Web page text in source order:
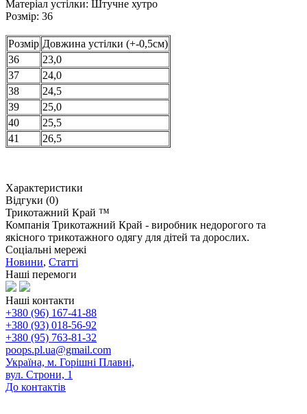
Матеріал устілки: Штучне хутро
Розмір: 36
Розмір Довжина устілки (+-0,5см)
36
23,0
37
24,0
38
24,5
39
25,0
40
25,5
41
26,5
Характеристики
Відгуки (0)
Трикотажний Край ™
Компанія Трикотажний Край - виробник недорогого та
якісного трикотажного одягу для дітей та дорослих.
Соціальні мережі
Новини, Статті
Наші перемоги
Наші контакти
+380 (96) 167-41-88
+380 (93) 018-56-92
+380 (95) 763-81-32
poops.pl.ua@gmail.com
Україна, м. Горішні Плавні,
вул. Строни, 1
До контактів